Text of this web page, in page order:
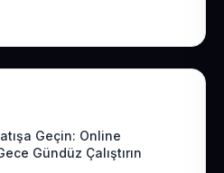
Geçin: Online
Gündüz Çalıştırın